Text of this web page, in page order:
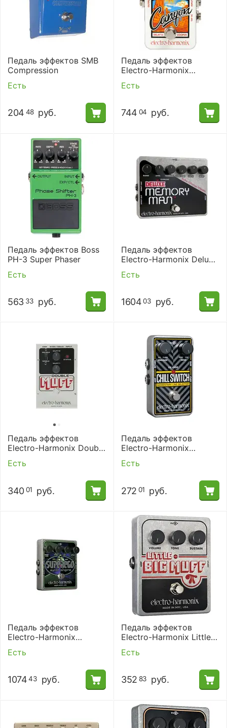
Педаль эффектов SMB
Compression
Есть
204 48 руб.
Педаль эффектов
Electro-Harmonix
Looper
Есть
744 04 руб.
Педаль эффектов Boss
PH-3 Super Phaser
Есть
563 33 руб.
Педаль эффектов
Electro-Harmonix Deluxe
Есть
1604 03 руб.
Педаль эффектов
Electro-Harmonix Double
Muff
Есть
340 01 руб.
Педаль эффектов
Electro-Harmonix
Chillswitch
Есть
272 01 руб.
Педаль эффектов
Electro-Harmonix
SUPEREGO
Есть
1074 43 руб.
Педаль эффектов
Electro-Harmonix Little
Big Muff
Есть
352 83 руб.